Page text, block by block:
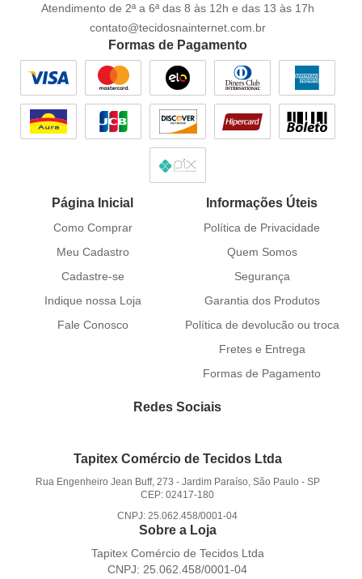
Atendimento de 2ª a 6ª das 8 às 12h e das 13 às 17h
contato@tecidosnainternet.com.br
Formas de Pagamento
Página Inicial
Como Comprar
Meu Cadastro
Cadastre-se
Indique nossa Loja
Fale Conosco
Informações Úteis
Política de Privacidade
Quem Somos
Segurança
Garantia dos Produtos
Política de devolucão ou troca
Fretes e Entrega
Formas de Pagamento
Redes Sociais
Tapitex Comércio de Tecidos Ltda
Rua Engenheiro Jean Buff, 273 - Jardim Paraíso, São Paulo - SP
CEP: 02417-180
CNPJ: 25.062.458/0001-04
Sobre a Loja
Tapitex Comércio de Tecidos Ltda
CNPJ: 25.062.458/0001-04